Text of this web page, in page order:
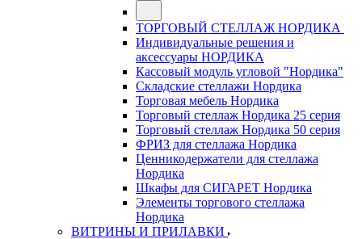
ТОРГОВЫЙ СТЕЛЛАЖ НОРДИКА
Индивидуальные решения и
аксессуары НОРДИКА
Кассовый модуль угловой "Нордика"
Складские стеллажи Нордика
Торговая мебель Нордика
Торговый стеллаж Нордика 25 серия
Торговый стеллаж Нордика 50 серия
ФРИЗ для стеллажа Нордика
Ценникодержатели для стеллажа
Нордика
Шкафы для СИГАРЕТ Нордика
Элементы торгового стеллажа
Нордика
ВИТРИНЫ И ПРИЛАВКИ